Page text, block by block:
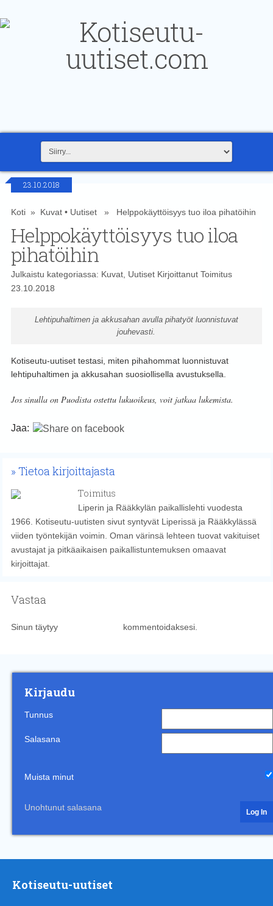
23.10.2018
Koti» Kuvat• Uutiset» Helppokäyttöisyys tuo iloa pihatöihin
Helppokäyttöisyys tuo iloa
pihatöihin
Julkaistu kategoriassa: Kuvat, UutisetKirjoittanut Toimitus
23.10.2018
Lehtipuhaltimen ja akkusahan avulla pihatyöt luonnistuvat
jouhevasti.
Kotiseutu-uutiset testasi, miten pihahommat luonnistuvat
lehtipuhaltimen ja akkusahan suosiollisella avustuksella.
Jos sinulla on Puodista ostettu lukuoikeus, voit jatkaa lukemista.
Jaa:
Tietoa kirjoittajasta
Toimitus
Liperin ja Rääkkylän paikallislehti vuodesta
1966. Kotiseutu-uutisten sivut syntyvät Liperissä ja Rääkkylässä
viiden työntekijän voimin. Oman värinsä lehteen tuovat vakituiset
avustajat ja pitkäaikaisen paikallistuntemuksen omaavat
kirjoittajat.
Vastaa
Sinun täytyy kommentoidaksesi.
Kirjaudu
Tunnus
Salasana
Muista minut
Unohtunut salasana
Kotiseutu-uutiset